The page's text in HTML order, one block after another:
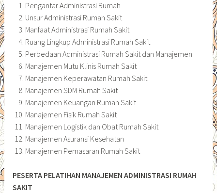
Pengantar Administrasi Rumah
Unsur Administrasi Rumah Sakit
Manfaat Administrasi Rumah Sakit
Ruang Lingkup Administrasi Rumah Sakit
Perbedaan Administrasi Rumah Sakit dan Manajemen
Manajemen Mutu Klinis Rumah Sakit
Manajemen Keperawatan Rumah Sakit
Manajemen SDM Rumah Sakit
Manajemen Keuangan Rumah Sakit
Manajemen Fisik Rumah Sakit
Manajemen Logistik dan Obat Rumah Sakit
Manajemen Asuransi Kesehatan
Manajemen Pemasaran Rumah Sakit
PESERTA PELATIHAN MANAJEMEN ADMINISTRASI RUMAH
SAKIT